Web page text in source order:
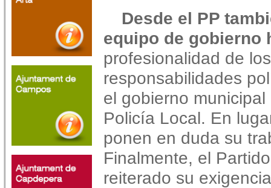
Desde el PP
equipo de gobierno
profesionalidad de
responsabilidades
el gobierno
Policía Local. En
ponen en duda su
Finalmente, el
reiterado su